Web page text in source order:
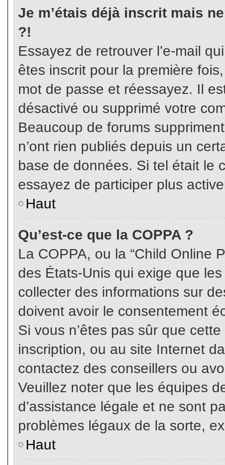
Je m’étais déjà inscrit mais
?!
Essayez de retrouver l’e-mail
êtes inscrit pour la première
mot de passe et réessayez. Il
désactivé ou supprimé votre
Beaucoup de forums
n’ont rien publiés depuis un
base de données. Si tel était le
essayez de participer plus
Haut
Qu’est-ce que la COPPA ?
La COPPA, ou la “Child Online
des États-Unis qui exige que
collecter des informations sur
doivent avoir le consentement
Si vous n’êtes pas sûr que
inscription, ou au site Internet
contactez des conseillers ou
Veuillez noter que les équipes
d’assistance légale et ne sont
problèmes légaux de la sorte,
Haut